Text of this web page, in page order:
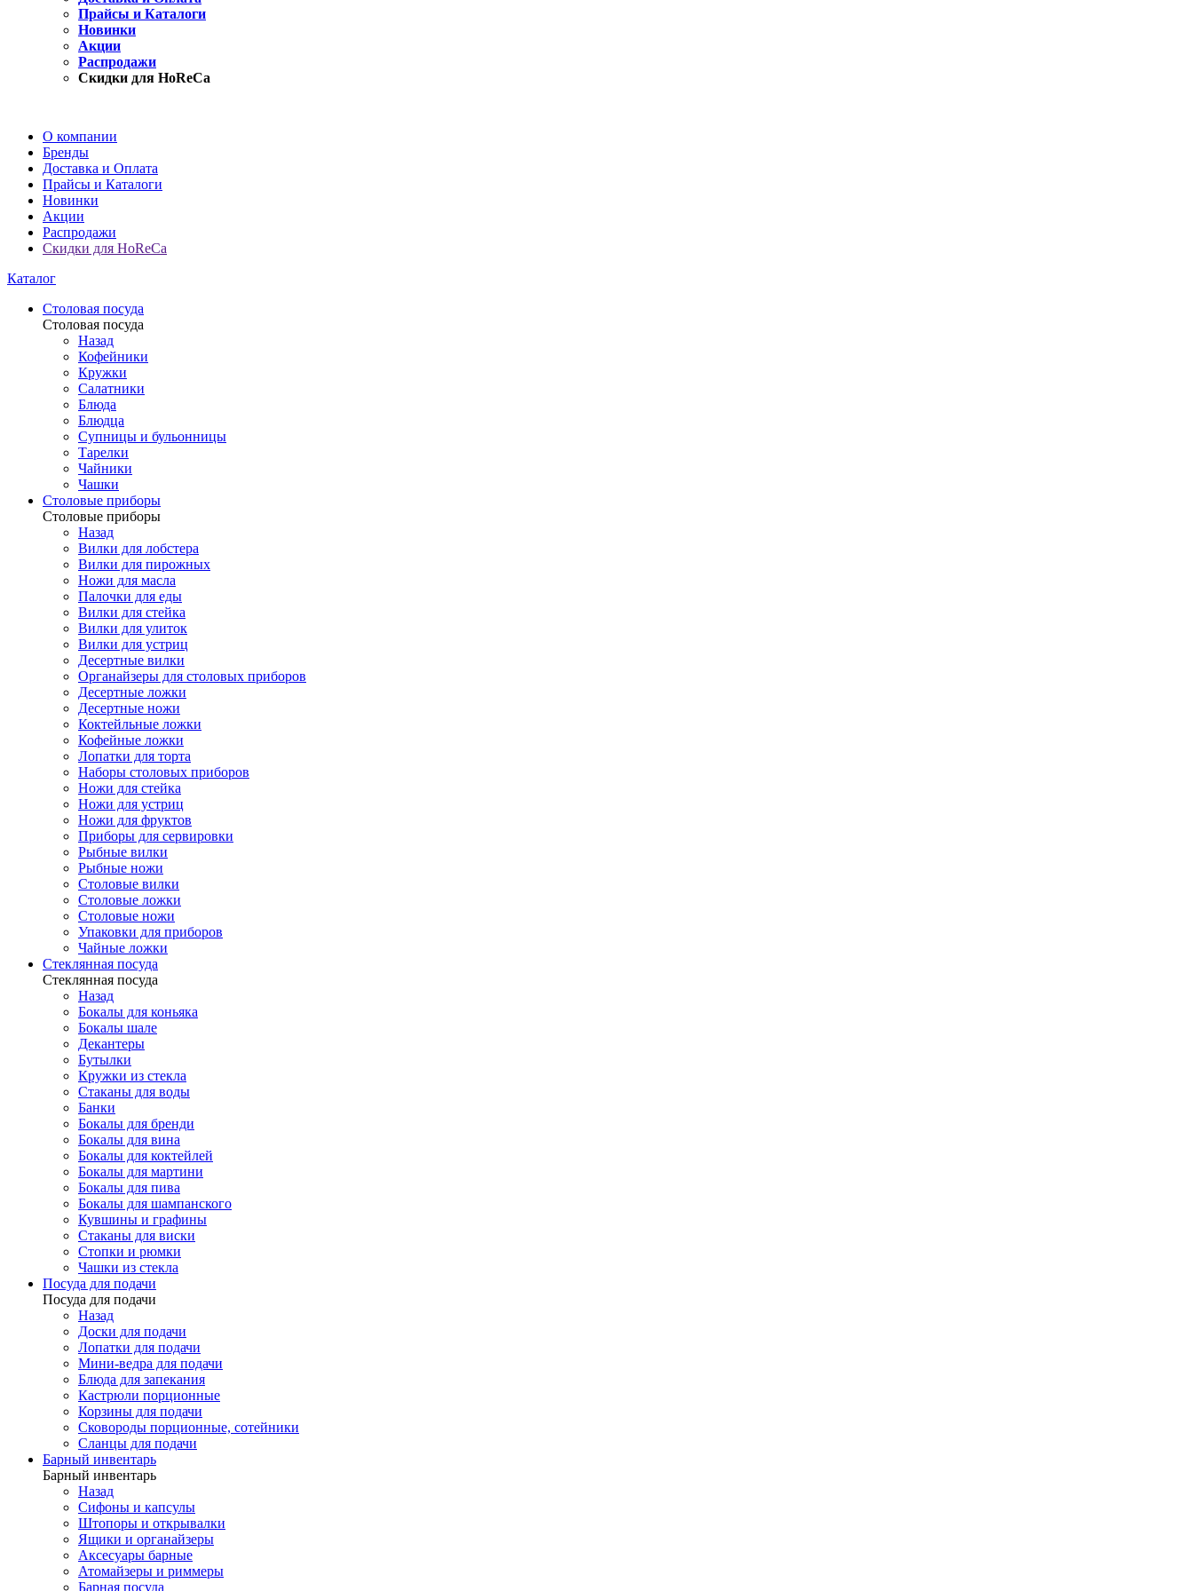
Прайсы и Каталоги
Новинки
Акции
Распродажи
Скидки для HoReCa
О компании
Бренды
Доставка и Оплата
Прайсы и Каталоги
Новинки
Акции
Распродажи
Скидки для HoReCa
Каталог
Столовая посуда
Столовая посуда
Назад
Кофейники
Кружки
Салатники
Блюда
Блюдца
Супницы и бульонницы
Тарелки
Чайники
Чашки
Cтоловые приборы
Cтоловые приборы
Назад
Вилки для лобстера
Вилки для пирожных
Ножи для масла
Палочки для еды
Вилки для стейка
Вилки для улиток
Вилки для устриц
Десертные вилки
Органайзеры для столовых приборов
Десертные ложки
Десертные ножи
Коктейльные ложки
Кофейные ложки
Лопатки для торта
Наборы столовых приборов
Ножи для стейка
Ножи для устриц
Ножи для фруктов
Приборы для сервировки
Рыбные вилки
Рыбные ножи
Столовые вилки
Столовые ложки
Столовые ножи
Упаковки для приборов
Чайные ложки
Стеклянная посуда
Стеклянная посуда
Назад
Бокалы для коньяка
Бокалы шале
Декантеры
Бутылки
Кружки из стекла
Стаканы для воды
Банки
Бокалы для бренди
Бокалы для вина
Бокалы для коктейлей
Бокалы для мартини
Бокалы для пива
Бокалы для шампанского
Кувшины и графины
Стаканы для виски
Стопки и рюмки
Чашки из стекла
Посуда для подачи
Посуда для подачи
Назад
Доски для подачи
Лопатки для подачи
Мини-ведра для подачи
Блюда для запекания
Кастрюли порционные
Корзины для подачи
Сковороды порционные, сотейники
Сланцы для подачи
Барный инвентарь
Барный инвентарь
Назад
Сифоны и капсулы
Штопоры и открывалки
Ящики и органайзеры
Аксесуары барные
Атомайзеры и риммеры
Барная посуда